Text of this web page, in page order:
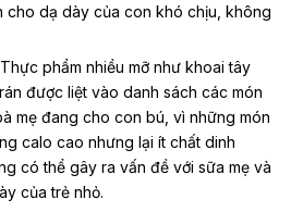
cho dạ dày của con khó chịu, không
Thực phẩm nhiều mỡ như khoai tây
được liệt vào danh sách các món
mẹ đang cho con bú, vì những món
calo cao nhưng lại ít chất dinh
có thể gây ra vấn đề với sữa mẹ và
của trẻ nhỏ.